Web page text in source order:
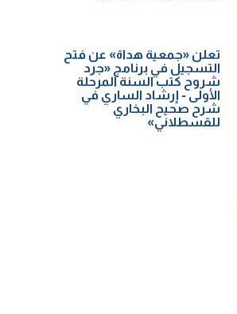
تعلن «جمعية هداة» عن فتح
التسجيل في برنامج «جرد
شروح كتب السنة️ المرحلة
الأولى - إرشاد الساري في
شرح صحيح البخاري
للقسطلاني»